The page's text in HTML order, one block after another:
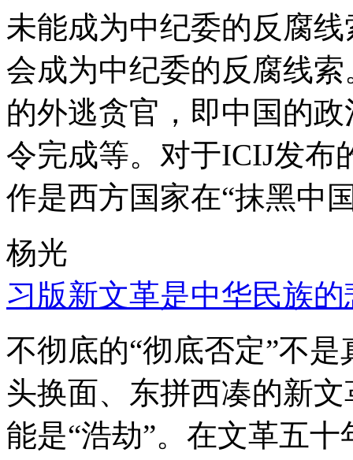
未能成为中纪委的反腐
会成为中纪委的反腐线
的外逃贪官，即中国的
令完成等。对于ICIJ发布
作是西方国家在“抹黑中
杨光
习版新文革是中华民族的
不彻底的“彻底否定”不
头换面、东拼西凑的新
能是“浩劫”。在文革五